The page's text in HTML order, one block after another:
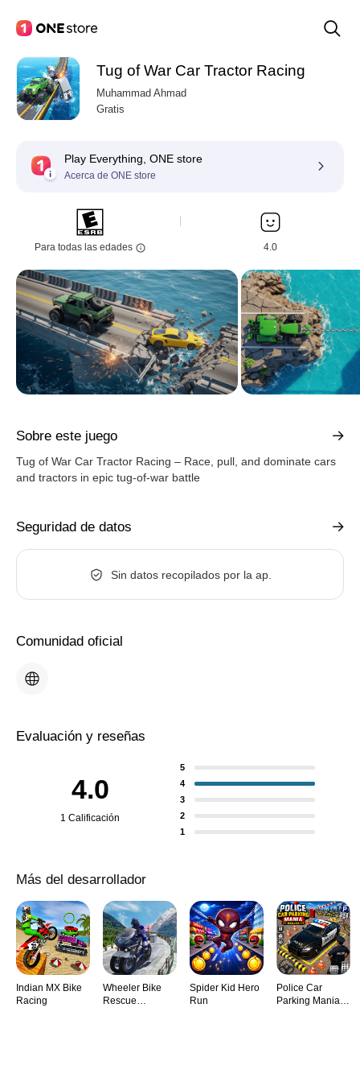
Tug of War Car Tractor Racing
Muhammad Ahmad
Gratis
Play Everything, ONE store
Acerca de ONE store
Para todas las edades 4.0
Sobre este juego
Tug of War Car Tractor Racing – Race, pull, and dominate cars
and tractors in epic tug-of-war battle
Seguridad de datos
Sin datos recopilados por la ap.
Comunidad oficial
Evaluación y reseñas
4.0
1 Calificación
5
4
3
2
1
Más del desarrollador
Indian MX Bike
Racing
Wheeler Bike
Rescue
Spider Kid Hero
Run
Police Car
Parking Mania